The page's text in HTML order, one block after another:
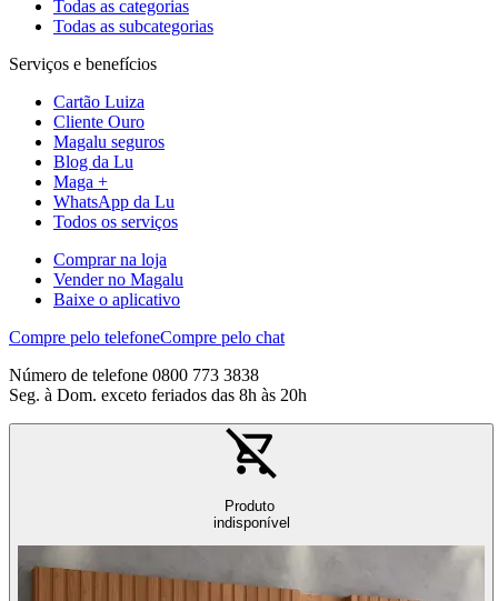
Todas as categorias
Todas as subcategorias
Serviços e benefícios
Cartão Luiza
Cliente Ouro
Magalu seguros
Blog da Lu
Maga +
WhatsApp da Lu
Todos os serviços
Comprar na loja
Vender no Magalu
Baixe o aplicativo
Compre pelo telefoneCompre pelo chat
Número de telefone 0800 773 3838
Seg. à Dom. exceto feriados das 8h às 20h
Produto
indisponível